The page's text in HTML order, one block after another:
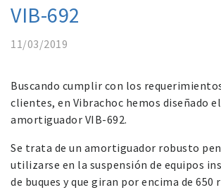
VIB-692
11/03/2019
Buscando cumplir con los
clientes, en Vibrachoc hemos diseñado
amortiguador VIB-692.
Se trata de un amortiguador robusto
utilizarse en la suspensión de equipos
de buques y que giran por encima de 650